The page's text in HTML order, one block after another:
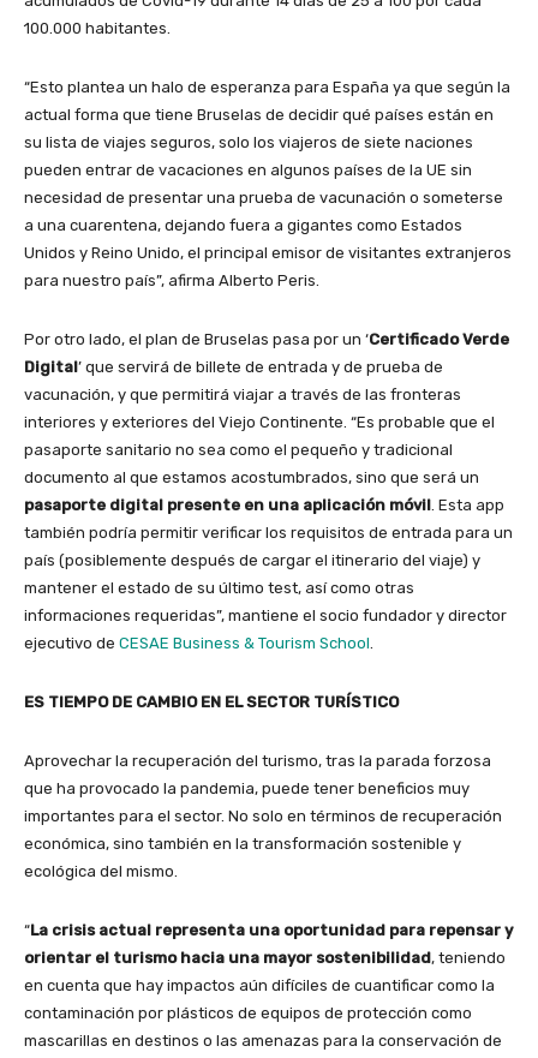
100.000 habitantes.
“Esto plantea un halo de esperanza para España ya que según la
actual forma que tiene Bruselas de decidir qué países están en
su lista de viajes seguros, solo los viajeros de siete naciones
pueden entrar de vacaciones en algunos países de la UE sin
necesidad de presentar una prueba de vacunación o someterse
a una cuarentena, dejando fuera a gigantes como Estados
Unidos y Reino Unido, el principal emisor de visitantes extranjeros
para nuestro país”, afirma Alberto Peris.
Por otro lado, el plan de Bruselas pasa por un ‘Certificado Verde
Digital’ que servirá de billete de entrada y de prueba de
vacunación, y que permitirá viajar a través de las fronteras
interiores y exteriores del Viejo Continente. “Es probable que el
pasaporte sanitario no sea como el pequeño y tradicional
documento al que estamos acostumbrados, sino que será un
pasaporte digital presente en una aplicación móvil. Esta app
también podría permitir verificar los requisitos de entrada para un
país (posiblemente después de cargar el itinerario del viaje) y
mantener el estado de su último test, así como otras
informaciones requeridas”, mantiene el socio fundador y director
ejecutivo de CESAE Business & Tourism School.
ES TIEMPO DE CAMBIO EN EL SECTOR TURÍSTICO
Aprovechar la recuperación del turismo, tras la parada forzosa
que ha provocado la pandemia, puede tener beneficios muy
importantes para el sector. No solo en términos de recuperación
económica, sino también en la transformación sostenible y
ecológica del mismo.
“La crisis actual representa una oportunidad para repensar y
orientar el turismo hacia una mayor sostenibilidad, teniendo
en cuenta que hay impactos aún difíciles de cuantificar como la
contaminación por plásticos de equipos de protección como
mascarillas en destinos o las amenazas para la conservación de